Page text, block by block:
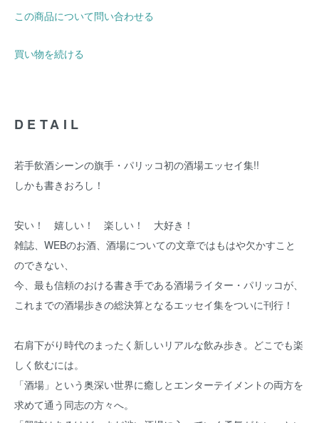
この商品について問い合わせる
買い物を続ける
DETAIL
若手飲酒シーンの旗手・パリッコ初の酒場エッセイ集!!
しかも書きおろし！
安い！ 嬉しい！ 楽しい！ 大好き！
雑誌、WEBのお酒、酒場についての文章ではもはや欠かすこと
のできない、
今、最も信頼のおける書き手である酒場ライター・パリッコが、
これまでの酒場歩きの総決算となるエッセイ集をついに刊行！
右肩下がり時代のまったく新しいリアルな飲み歩き。どこでも楽
しく飲むには。
「酒場」という奥深い世界に癒しとエンターテイメントの両方を
求めて通う同志の方々へ。